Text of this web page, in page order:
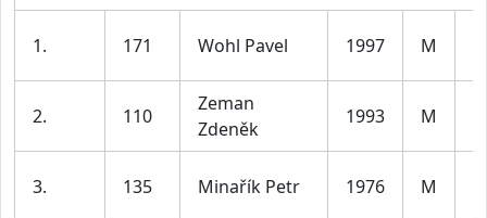
1. 171 Wohl Pavel 1997 M
2. 110
Zeman
Zdeněk
1993 M
3. 135 Minařík Petr 1976 M